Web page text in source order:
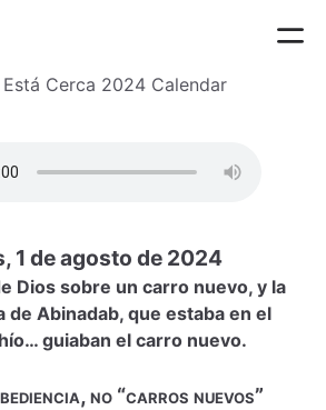
Está Cerca 2024 Calendar
1 de agosto de 2024
Dios sobre un carro nuevo, y la
de Abinadab, que estaba en el
guiaban el carro nuevo.
no “carros nuevos”